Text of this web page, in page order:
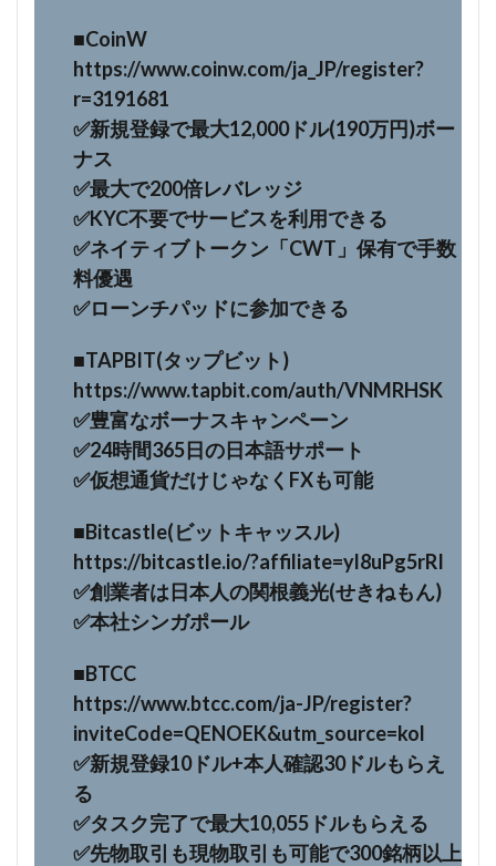
■CoinW
https://www.coinw.com/ja_JP/register?
r=3191681
✅️新規登録で最大12,000ドル(190万円)ボー
ナス
✅️最大で200倍レバレッジ
✅️KYC不要でサービスを利用できる
✅️ネイティブトークン「CWT」保有で手数
料優遇
✅️ローンチパッドに参加できる
■TAPBIT(タップビット)
https://www.tapbit.com/auth/VNMRHSK
✅豊富なボーナスキャンペーン
✅24時間365日の日本語サポート
✅仮想通貨だけじゃなくFXも可能
■Bitcastle(ビットキャッスル)
https://bitcastle.io/?affiliate=yl8uPg5rRI
✅創業者は日本人の関根義光(せきねもん)
✅本社シンガポール
■BTCC
https://www.btcc.com/ja-JP/register?
inviteCode=QENOEK&utm_source=kol
✅新規登録10ドル+本人確認30ドルもらえ
る
✅タスク完了で最大10,055ドルもらえる
✅先物取引も現物取引も可能で300銘柄以上